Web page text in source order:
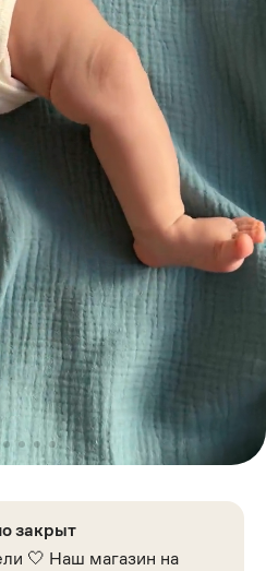
закрыт
🤍 Наш магазин на